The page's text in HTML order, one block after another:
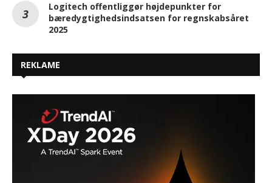
Logitech offentliggør højdepunkter for
bæredygtighedsindsatsen for regnskabsåret
2025
REKLAME